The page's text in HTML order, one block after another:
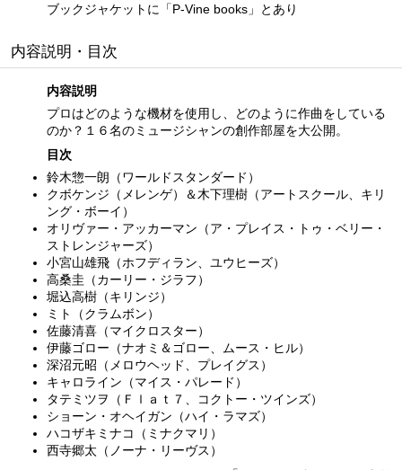
ブックジャケットに「P-Vine books」とあり
内容説明・目次
内容説明
プロはどのような機材を使用し、どのように作曲をしている
のか？１６名のミュージシャンの創作部屋を大公開。
目次
鈴木惣一朗（ワールドスタンダード）
クボケンジ（メレンゲ）＆木下理樹（アートスクール、キリ
ング・ボーイ）
オリヴァー・アッカーマン（ア・プレイス・トゥ・ベリー・
ストレンジャーズ）
小宮山雄飛（ホフディラン、ユウヒーズ）
高桑圭（カーリー・ジラフ）
堀込高樹（キリンジ）
ミト（クラムボン）
佐藤清喜（マイクロスター）
伊藤ゴロー（ナオミ＆ゴロー、ムース・ヒル）
深沼元昭（メロウヘッド、プレイグス）
キャロライン（マイス・パレード）
タテミツヲ（Ｆｌａｔ７、コクトー・ツインズ）
ショーン・オヘイガン（ハイ・ラマズ）
ハコザキミナコ（ミナクマリ）
西寺郷太（ノーナ・リーヴス）